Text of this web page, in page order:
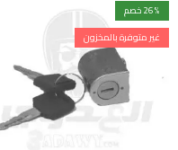
26% خصم
غير متوفرة بالمخزون